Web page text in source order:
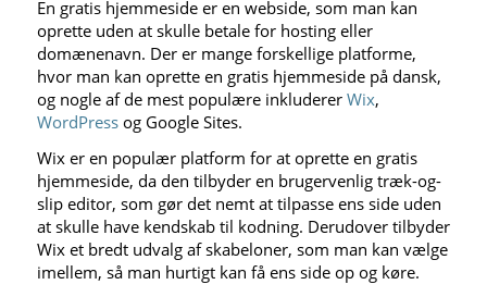
En gratis hjemmeside er en webside, som man kan
oprette uden at skulle betale for hosting eller
domænenavn. Der er mange forskellige platforme,
hvor man kan oprette en gratis hjemmeside på dansk,
og nogle af de mest populære inkluderer Wix,
WordPressog Google Sites.
Wix er en populær platform for at oprette en gratis
hjemmeside, da den tilbyder en brugervenlig træk-og-
slip editor, som gør det nemt at tilpasse ens side uden
at skulle have kendskab til kodning. Derudover tilbyder
Wix et bredt udvalg af skabeloner, som man kan vælge
imellem, så man hurtigt kan få ens side op og køre.